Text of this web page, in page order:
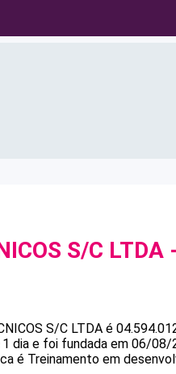
S/C LTDA
S/C LTDA é
1 dia e foi fundada em 06/08/
é Treinamento em